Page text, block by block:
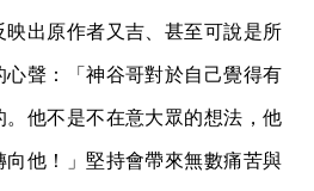
出原作者又吉、甚至可說是所
聲：「神谷哥對於自己覺得有
。他不是不在意大眾的想法，他
他！」堅持會帶來無數痛苦與